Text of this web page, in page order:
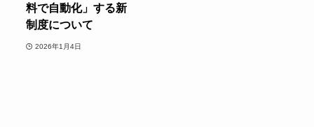
料で自動化」する新
制度について
2026年1月4日